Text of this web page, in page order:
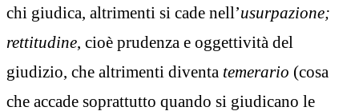
chi giudica, altrimenti si cade nell’usurpazione;
rettitudine, cioè prudenza e oggettività del
giudizio, che altrimenti diventa temerario (cosa
che accade soprattutto quando si giudicano le